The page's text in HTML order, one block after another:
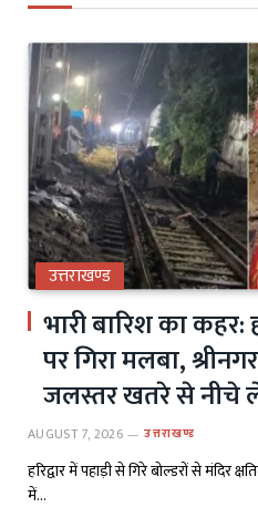
उत्तराखण्ड
भारी बारिश का कहर:
पर गिरा मलबा,
जलस्तर खतरे से नीचे
AUGUST 7, 2026 उत्तराखण्ड
हरिद्वार में पहाड़ी से गिरे बोल्डरों से मंदिर
में…